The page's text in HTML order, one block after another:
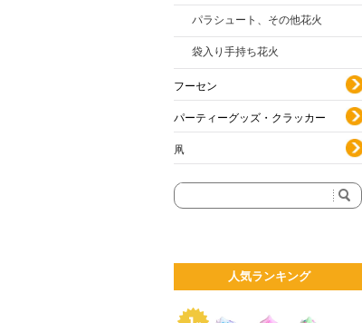
パラシュート、その他花火
袋入り手持ち花火
フーセン
パーティーグッズ・クラッカー
凧
人気ランキング